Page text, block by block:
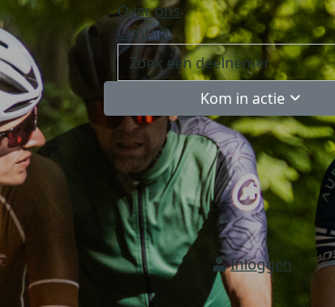
Over ons
Contact
Kom in actie
Inloggen